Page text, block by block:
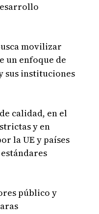
movilizar
un enfoque de
sus instituciones
calidad, en el
y en
la UE y países
público y